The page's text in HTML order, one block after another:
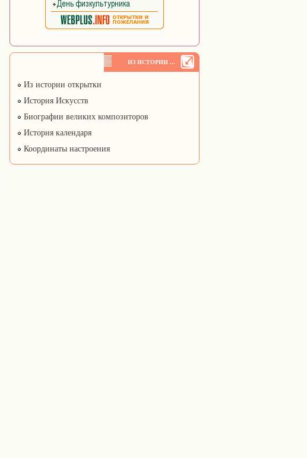
ИЗ ИСТОРИИ ...
Из истории открытки
История Искусств
Биографии великих композиторов
История календаря
Координаты настроения